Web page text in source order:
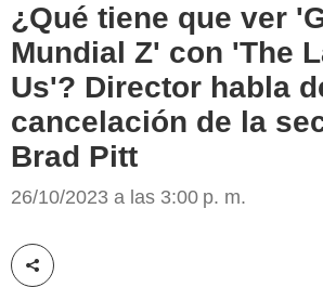
¿Qué tiene que ver
Mundial Z' con 'The
Us'? Director habla
cancelación de la
Brad Pitt
26/10/2023 a las 3:00 p. m.
Compartir esta noticia